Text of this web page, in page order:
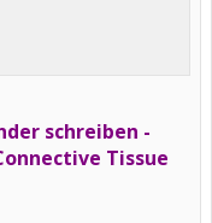
schreiben -
Tissue